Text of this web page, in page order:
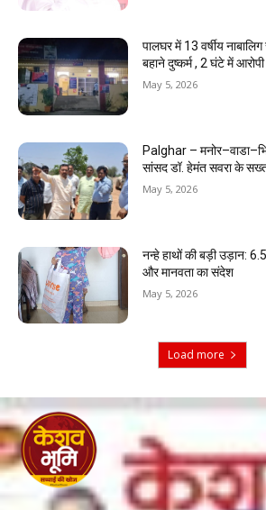
पालघर में 13 वर्षीय
बहाने दुष्कर्म , 2 घंटे में आरोपी
May 5, 2026
Palghar –
सांसद डॉ. हेमंत सवरा के सख्त
May 5, 2026
नन्हे हाथों की बड़ी उड़ान: 6.5
और मानवता का संदेश
May 5, 2026
Load more